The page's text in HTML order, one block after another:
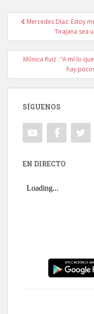
Navegación
Mercedes Díaz: Estoy
Tirajana sea
Mónica Ruiz : “A mí lo
hay
SÍGUENOS
EN DIRECTO